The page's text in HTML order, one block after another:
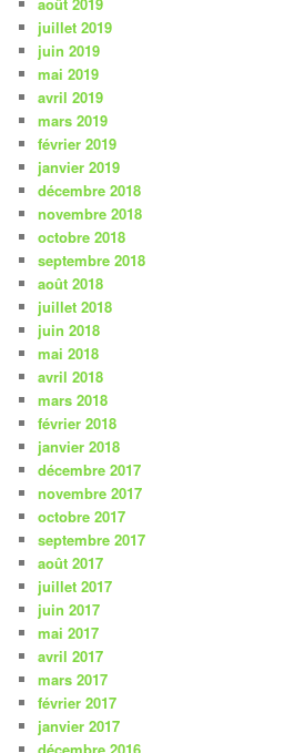
août 2019
juillet 2019
juin 2019
mai 2019
avril 2019
mars 2019
février 2019
janvier 2019
décembre 2018
novembre 2018
octobre 2018
septembre 2018
août 2018
juillet 2018
juin 2018
mai 2018
avril 2018
mars 2018
février 2018
janvier 2018
décembre 2017
novembre 2017
octobre 2017
septembre 2017
août 2017
juillet 2017
juin 2017
mai 2017
avril 2017
mars 2017
février 2017
janvier 2017